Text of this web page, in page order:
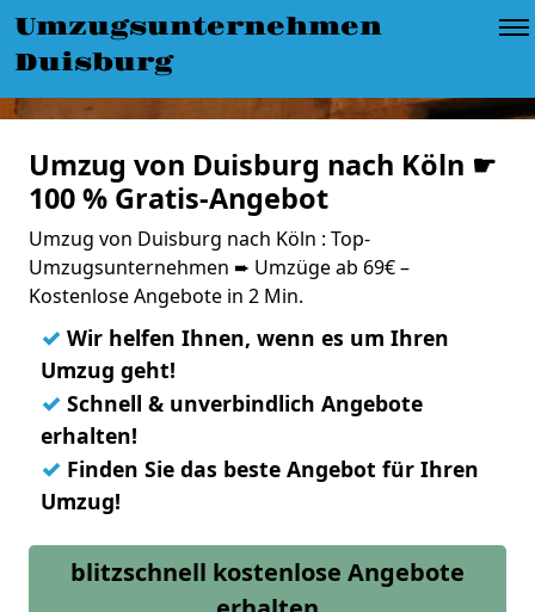
Umzugsunternehmen
Duisburg
Umzug von Duisburg nach Köln ☛
100 % Gratis-Angebot
Umzug von Duisburg nach Köln : Top-
Umzugsunternehmen ➨ Umzüge ab 69€ –
Kostenlose Angebote in 2 Min.
✓ Wir helfen Ihnen, wenn es um Ihren
Umzug geht!
✓ Schnell & unverbindlich Angebote
erhalten!
✓ Finden Sie das beste Angebot für Ihren
Umzug!
blitzschnell kostenlose Angebote